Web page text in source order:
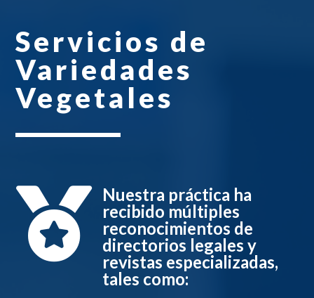
Servicios de
Variedades
Vegetales

Nuestra práctica ha
recibido múltiples
reconocimientos de
directorios legales y
revistas especializadas,
tales como: